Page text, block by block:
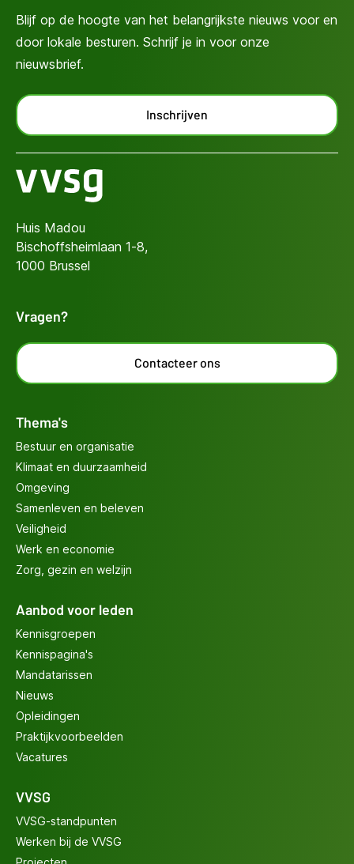
Blijf op de hoogte van het belangrijkste nieuws voor en
door lokale besturen. Schrijf je in voor onze
nieuwsbrief.
Inschrijven
Huis Madou
Bischoffsheimlaan 1-8,
1000 Brussel
Vragen?
Contacteer ons
Thema's
Bestuur en organisatie
Klimaat en duurzaamheid
Omgeving
Samenleven en beleven
Veiligheid
Werk en economie
Zorg, gezin en welzijn
Aanbod voor leden
Kennisgroepen
Kennispagina's
Mandatarissen
Nieuws
Opleidingen
Praktijkvoorbeelden
Vacatures
VVSG
VVSG-standpunten
Werken bij de VVSG